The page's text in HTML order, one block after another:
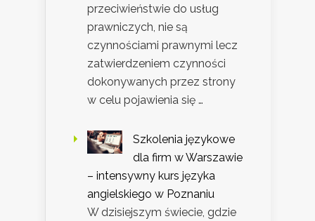
przeciwieństwie do usług
prawniczych, nie są
czynnościami prawnymi lecz
zatwierdzeniem czynności
dokonywanych przez strony
w celu pojawienia się …
Szkolenia językowe
dla firm w Warszawie
– intensywny kurs języka
angielskiego w Poznaniu
W dzisiejszym świecie, gdzie